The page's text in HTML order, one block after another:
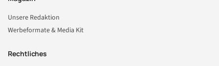
Unsere Redaktion
Werbeformate & Media Kit
Rechtliches